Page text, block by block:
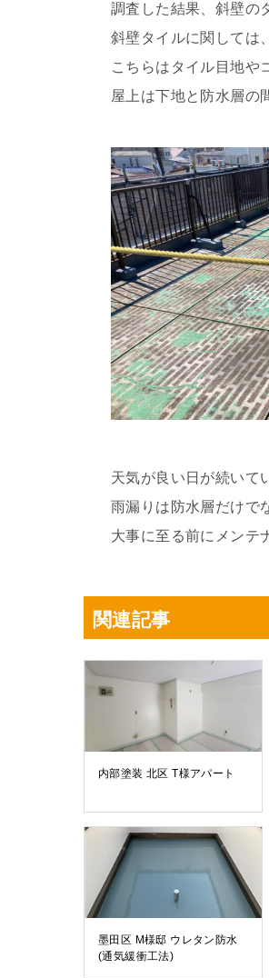
調査した結果、斜壁の
斜壁タイルに関しては
こちらはタイル目地や
屋上は下地と防水層の
天気が良い日が続いて
雨漏りは防水層だけで
大事に至る前にメンテ
関連記事
内部塗装 北区 T様アパート
墨田区 M様邸 ウレタン防水
(通気緩衝工法)